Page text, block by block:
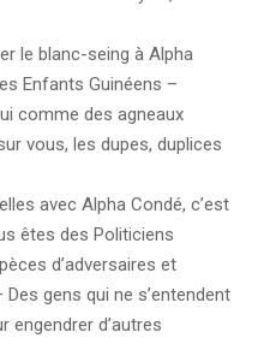
le blanc-seing à Alpha
Enfants Guinéens –
comme des agneaux
vous, les dupes, duplices
avec Alpha Condé, c’est
êtes des Politiciens
d’adversaires et
gens qui ne s’entendent
engendrer d’autres